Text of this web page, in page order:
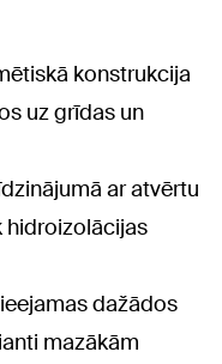
konstrukcija
uz grīdas un
ar atvērtu
hidroizolācijas
dažādos
mazākām